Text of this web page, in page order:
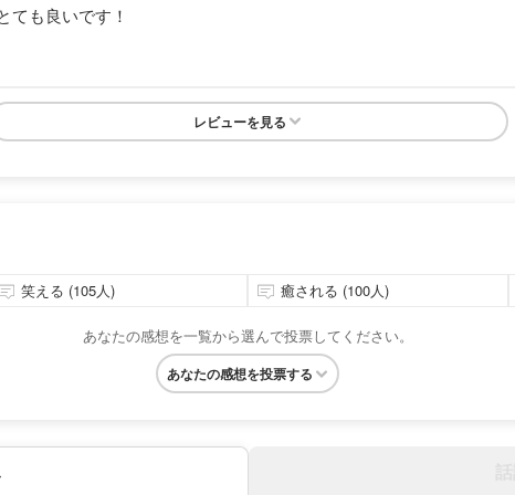
ても良いです！
レビューを見る
笑える (105人) 癒される (100人)
あなたの感想を一覧から選んで投票してください。
あなたの感想を投票する